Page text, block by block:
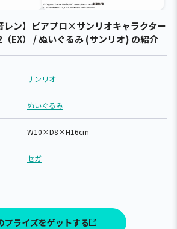
レン】ピアプロ×サンリオキャラクター
EX） / ぬいぐるみ (サンリオ) の紹介
サンリオ
ぬいぐるみ
W10×D8×H16cm
セガ
プライズをゲットする